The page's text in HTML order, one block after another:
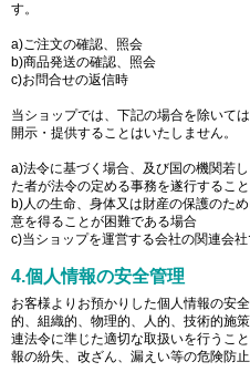
す。
a)ご注文の確認、照会
b)商品発送の確認、照会
c)お問合せの返信時
当ショップでは、下記の場合を除いて
開示・提供することはいたしません。
a)法令に基づく場合、及び国の機関若
た者が法令の定める事務を遂行するこ
b)人の生命、身体又は財産の保護のた
意を得ることが困難である場合
c)当ショップを運営する会社の関連会
4.個人情報の安全管理
お客様よりお預かりした個人情報の安
的、組織的、物理的、人的、技術的施
連法令に準じた適切な取扱いを行うこ
報の紛失、改ざん、漏えい等の危険防止